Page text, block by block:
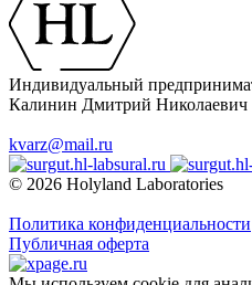
Индивидуальный
Калинин Дмитрий Николаевич
kvarz@mail.ru
© 2026 Holyland Laboratories
Политика конфиденциальности
Публичная оферта